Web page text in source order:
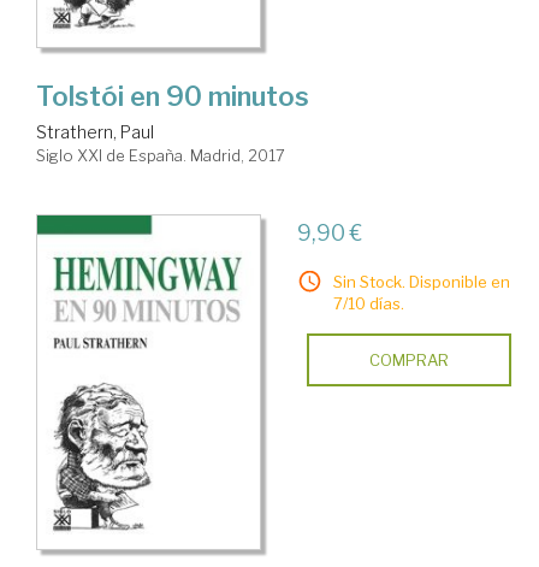
Tolstói en 90 minutos
Strathern, Paul
Siglo XXI de España. Madrid, 2017
9,90 €
Sin Stock. Disponible en
7/10 días.
COMPRAR